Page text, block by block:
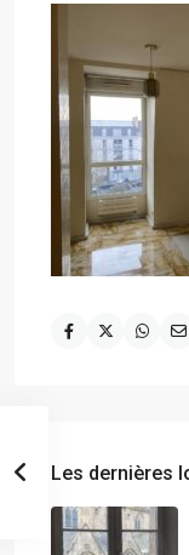
Les dernières